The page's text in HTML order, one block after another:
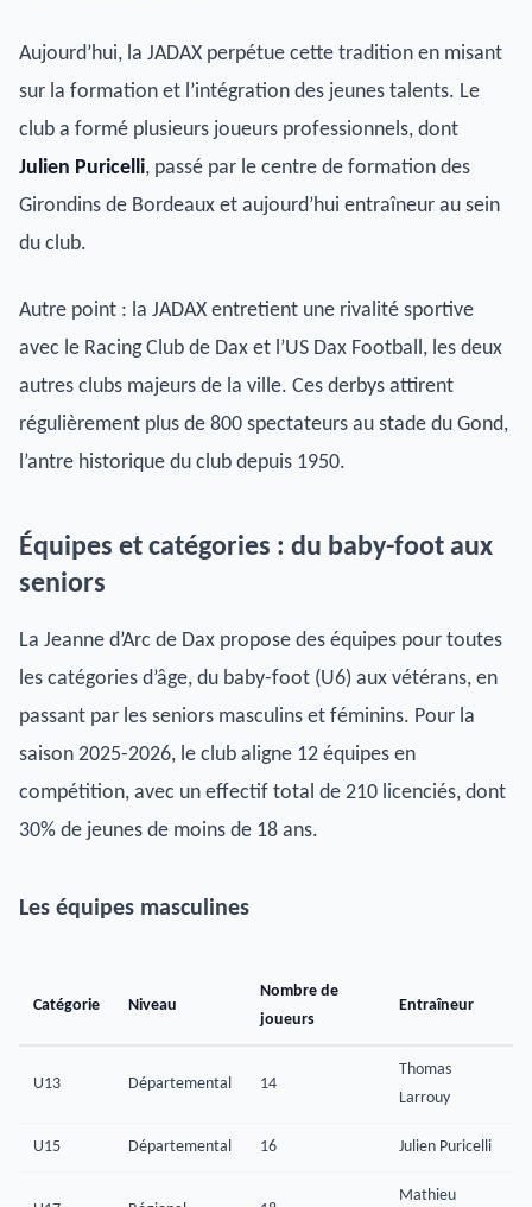
Aujourd’hui, la JADAX perpétue cette tradition en misant
sur la formation et l’intégration des jeunes talents. Le
club a formé plusieurs joueurs professionnels, dont
Julien Puricelli, passé par le centre de formation des
Girondins de Bordeaux et aujourd’hui entraîneur au sein
du club.
Autre point : la JADAX entretient une rivalité sportive
avec le Racing Club de Dax et l’US Dax Football, les deux
autres clubs majeurs de la ville. Ces derbys attirent
régulièrement plus de 800 spectateurs au stade du Gond,
l’antre historique du club depuis 1950.
Équipes et catégories : du baby-foot aux
seniors
La Jeanne d’Arc de Dax propose des équipes pour toutes
les catégories d’âge, du baby-foot (U6) aux vétérans, en
passant par les seniors masculins et féminins. Pour la
saison 2025-2026, le club aligne 12 équipes en
compétition, avec un effectif total de 210 licenciés, dont
30% de jeunes de moins de 18 ans.
Les équipes masculines
Catégorie Niveau
Nombre de
joueurs
Entraîneur
U13 Départemental 14
Thomas
Larrouy
U15 Départemental 16 Julien Puricelli
Mathieu